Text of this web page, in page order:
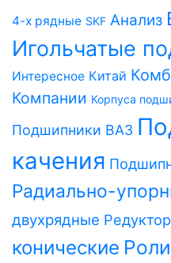
4-х рядные SKF Анализ
Игольчатые
Интересное Китай
Компании Корпуса
Подшипники ВАЗ
качения
Радиально-
двухрядные Редуктор
конические